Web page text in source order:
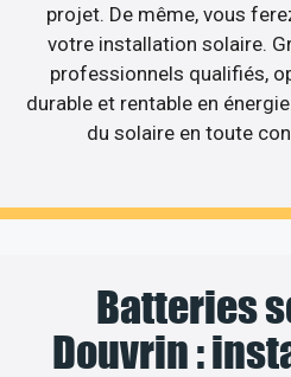
projet. De même, vous
votre installation solaire.
professionnels qualifiés,
durable et rentable en
du solaire en toute
Batteries
Douvrin :